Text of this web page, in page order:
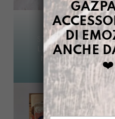
STAMPA A1
LASCIAMO
NASCERE
48,00
DI
ANCHE
❤️